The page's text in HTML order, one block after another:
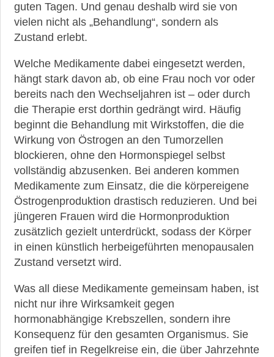
guten Tagen. Und genau deshalb wird sie von
vielen nicht als „Behandlung“, sondern als
Zustand erlebt.
Welche Medikamente dabei eingesetzt werden,
hängt stark davon ab, ob eine Frau noch vor oder
bereits nach den Wechseljahren ist – oder durch
die Therapie erst dorthin gedrängt wird. Häufig
beginnt die Behandlung mit Wirkstoffen, die die
Wirkung von Östrogen an den Tumorzellen
blockieren, ohne den Hormonspiegel selbst
vollständig abzusenken. Bei anderen kommen
Medikamente zum Einsatz, die die körpereigene
Östrogenproduktion drastisch reduzieren. Und bei
jüngeren Frauen wird die Hormonproduktion
zusätzlich gezielt unterdrückt, sodass der Körper
in einen künstlich herbeigeführten menopausalen
Zustand versetzt wird.
Was all diese Medikamente gemeinsam haben, ist
nicht nur ihre Wirksamkeit gegen
hormonabhängige Krebszellen, sondern ihre
Konsequenz für den gesamten Organismus. Sie
greifen tief in Regelkreise ein, die über Jahrzehnte